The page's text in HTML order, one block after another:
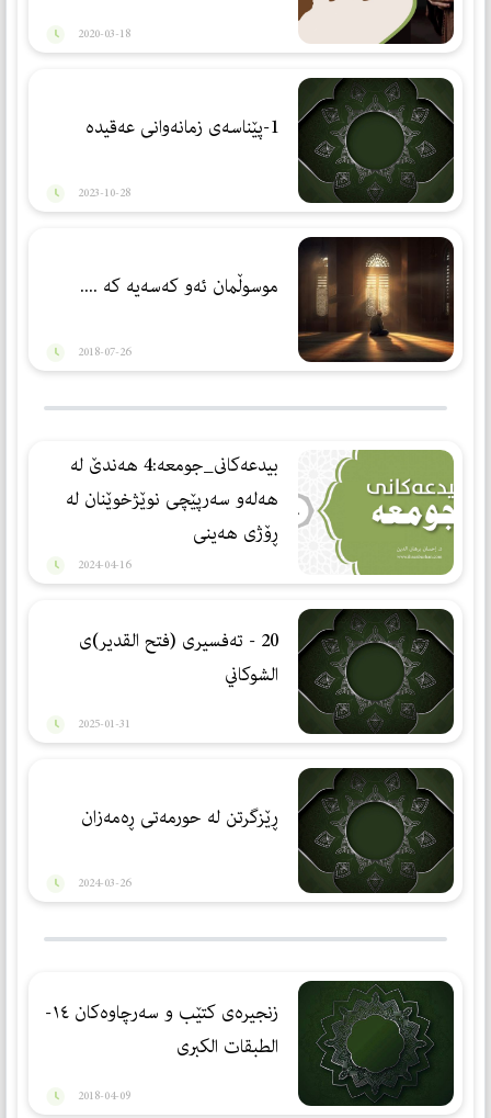
2020-03-18
1-پێناسەی زمانەوانی عەقیدە
2023-10-28
موسوڵمان ئەو كەسەیە كە ....
2018-07-26
بيدعه‌كانى_جومعه:4 هه‌ندێ له‌
هه‌له‌و سه‌رپێچى نوێژخوێنان له‌
ڕۆژى هه‌ينى
2024-04-16
20 - تەفسیری (فتح القدیر)ی
الشوكاني
2025-01-31
ڕێزگرتن لە حورمەتی ڕەمەزان
2024-03-26
زنجیرەی کتێب و سەرچاوەکان ١٤-
الطبقات الكبرى
2018-04-09